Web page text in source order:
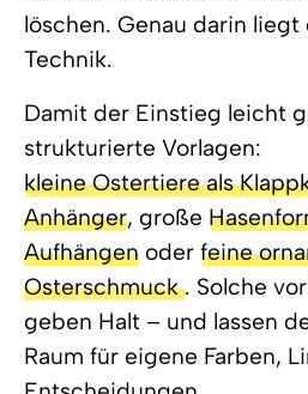
löschen. Genau darin
Technik.
Damit der Einstieg leicht
strukturierte Vorlagen:
kleine Ostertiere als
Anhänger, große
Aufhängen oder feine
Osterschmuck. Solche
geben Halt – und lassen
Raum für eigene Farben,